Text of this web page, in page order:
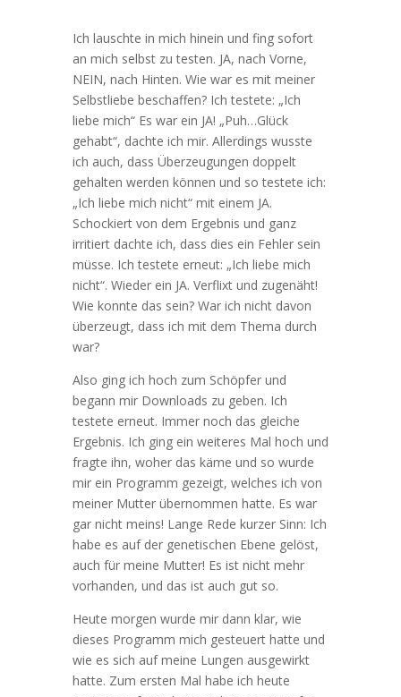
Ich lauschte in mich hinein und fing sofort
an mich selbst zu testen. JA, nach Vorne,
NEIN, nach Hinten. Wie war es mit meiner
Selbstliebe beschaffen? Ich testete: „Ich
liebe mich“ Es war ein JA! „Puh…Glück
gehabt“, dachte ich mir. Allerdings wusste
ich auch, dass Überzeugungen doppelt
gehalten werden können und so testete ich:
„Ich liebe mich nicht“ mit einem JA.
Schockiert von dem Ergebnis und ganz
irritiert dachte ich, dass dies ein Fehler sein
müsse. Ich testete erneut: „Ich liebe mich
nicht“. Wieder ein JA. Verflixt und zugenäht!
Wie konnte das sein? War ich nicht davon
überzeugt, dass ich mit dem Thema durch
war?
Also ging ich hoch zum Schöpfer und
begann mir Downloads zu geben. Ich
testete erneut. Immer noch das gleiche
Ergebnis. Ich ging ein weiteres Mal hoch und
fragte ihn, woher das käme und so wurde
mir ein Programm gezeigt, welches ich von
meiner Mutter übernommen hatte. Es war
gar nicht meins! Lange Rede kurzer Sinn: Ich
habe es auf der genetischen Ebene gelöst,
auch für meine Mutter! Es ist nicht mehr
vorhanden, und das ist auch gut so.
Heute morgen wurde mir dann klar, wie
dieses Programm mich gesteuert hatte und
wie es sich auf meine Lungen ausgewirkt
hatte. Zum ersten Mal habe ich heute